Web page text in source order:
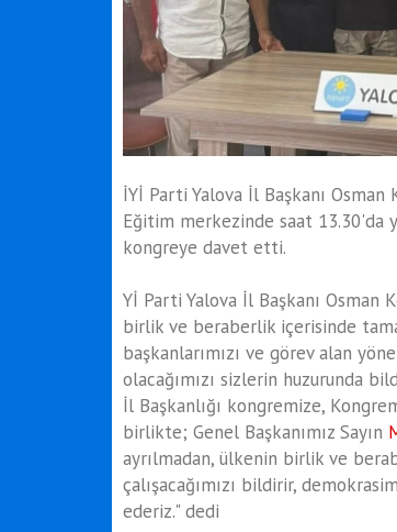
İYİ Parti Yalova İl Başkanı Osman
Eğitim merkezinde saat 13.30'da
kongreye davet etti.
Yİ Parti Yalova İl Başkanı Osman
birlik ve beraberlik içerisinde
başkanlarımızı ve görev alan
olacağımızı sizlerin huzurunda
İl Başkanlığı kongremize,
birlikte; Genel Başkanımız Sayın
ayrılmadan, ülkenin birlik ve
çalışacağımızı bildirir,
ederiz." dedi